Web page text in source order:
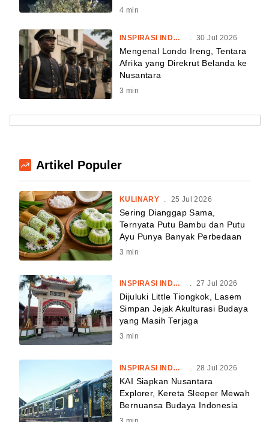
4 min
INSPIRASI INDONESIA . 30 Jul 2026
Mengenal Londo Ireng, Tentara
Afrika yang Direkrut Belanda ke
Nusantara
3 min
Artikel Populer
KULINARY . 25 Jul 2026
Sering Dianggap Sama,
Ternyata Putu Bambu dan Putu
Ayu Punya Banyak Perbedaan
3 min
INSPIRASI INDONESIA . 27 Jul 2026
Dijuluki Little Tiongkok, Lasem
Simpan Jejak Akulturasi Budaya
yang Masih Terjaga
3 min
INSPIRASI INDONESIA 28 Jul 2026
KAI Siapkan Nusantara
Explorer, Kereta Sleeper Mewah
Bernuansa Budaya Indonesia